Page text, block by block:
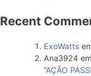
Recent
ExoWatts
Ana3924 em
“AÇÃO